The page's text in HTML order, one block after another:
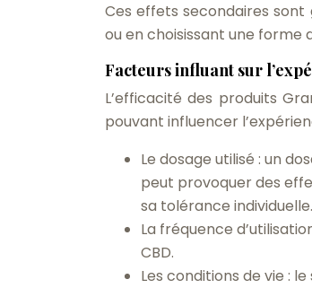
Ces effets secondaires
ou en choisissant une forme
Facteurs influant sur
L’efficacité des produits
pouvant influencer
Le dosage utilisé : un
peut provoquer des
sa tolérance individuelle.
La fréquence
CBD.
Les conditions de vie :